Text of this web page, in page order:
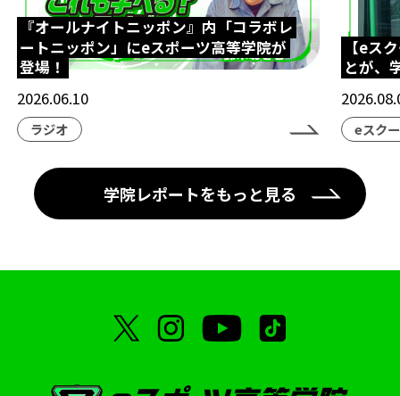
『オールナイトニッポン』内「コラボレ
ートニッポン」にeスポーツ高等学院が
登場！
2026.06.10
ラジオ
【eス
とが、
eスク
学院レポートをもっと見る